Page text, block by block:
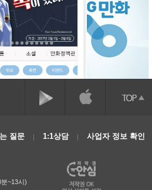
질문 1:1상담 사업자 정보 확인
~13시)